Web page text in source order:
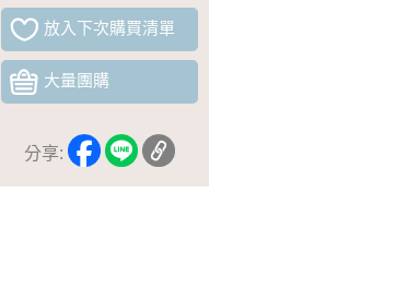
放入下次購買清單
大量團購
分享: